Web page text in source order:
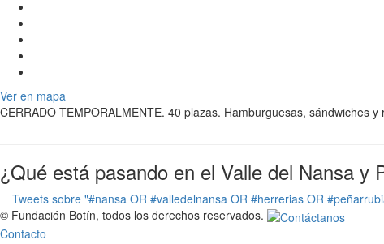
Ver en mapa
CERRADO TEMPORALMENTE. 40 plazas. Hamburguesas, sándwiches
¿Qué está pasando en el Valle del Nansa y
Tweets sobre "#nansa OR #valledelnansa OR #herrerias OR
© Fundación Botín, todos los derechos reservados.
Contacto